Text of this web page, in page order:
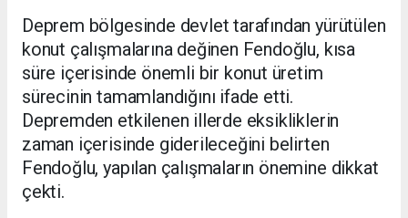
Deprem bölgesinde devlet tarafından yürütülen
konut çalışmalarına değinen Fendoğlu, kısa
süre içerisinde önemli bir konut üretim
sürecinin tamamlandığını ifade etti.
Depremden etkilenen illerde eksikliklerin
zaman içerisinde giderileceğini belirten
Fendoğlu, yapılan çalışmaların önemine dikkat
çekti.